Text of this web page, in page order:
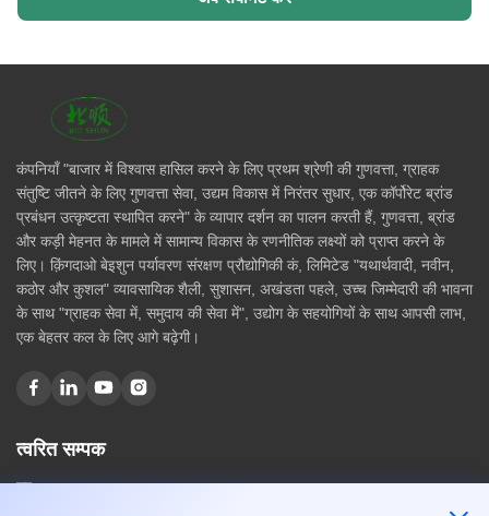
कंपनियाँ "बाजार में विश्वास हासिल करने के लिए प्रथम श्रेणी की गुणवत्ता, ग्राहक
संतुष्टि जीतने के लिए गुणवत्ता सेवा, उद्यम विकास में निरंतर सुधार, एक कॉर्पोरेट ब्रांड
प्रबंधन उत्कृष्टता स्थापित करने" के व्यापार दर्शन का पालन करती हैं, गुणवत्ता, ब्रांड
और कड़ी मेहनत के मामले में सामान्य विकास के रणनीतिक लक्ष्यों को प्राप्त करने के
लिए। क़िंगदाओ बेइशुन पर्यावरण संरक्षण प्रौद्योगिकी कं, लिमिटेड "यथार्थवादी, नवीन,
कठोर और कुशल" व्यावसायिक शैली, सुशासन, अखंडता पहले, उच्च जिम्मेदारी की भावना
के साथ "ग्राहक सेवा में, समुदाय की सेवा में", उद्योग के सहयोगियों के साथ आपसी लाभ,
एक बेहतर कल के लिए आगे बढ़ेगी।
त्वरित सम्पक
घर